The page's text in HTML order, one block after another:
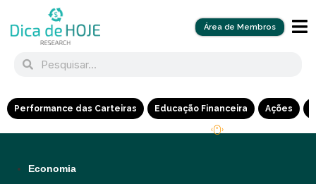
Área de Membros
Performance das Carteiras Educação Financeira Ações
Economia